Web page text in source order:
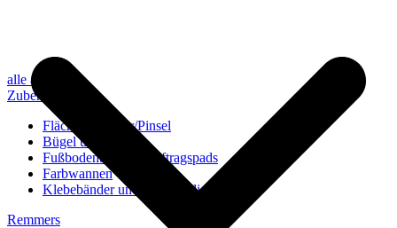
alle anzeigen
Zubehör
Flächenstreicher/Pinsel
Bügel und Rollen
Fußbodenbürsten/Auftragspads
Farbwannen
Klebebänder und Abdeckvlies
Remmers